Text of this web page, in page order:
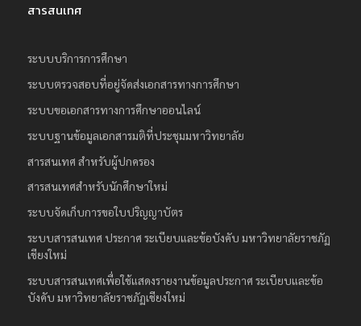
สารสนเทศ
ระบบบริการการศึกษา
ระบบตรวจสอบที่อยู่จัดส่งเอกสารทางการศึกษา
ระบบขอเอกสารทางการศึกษาออนไลน์
ระบบฐานข้อมูลเอกสารมติที่ประชุมมหาวิทยาลัย
สารสนเทศ สำหรับผู้ปกครอง
สารสนเทศสำหรับนักศึกษาใหม่
ระบบจัดเก็บการขอใบปริญญาบัตร
ระบบสารสนเทศ ประกาศ ระเบียบและข้อบังคับ มหาวิทยาลัยราชภัฏ
เชียงใหม่
ระบบสารสนเทศเพื่อใช้แสดงรายงานข้อมูลประกาศ ระเบียบและข้อ
บังคับ มหาวิทยาลัยราชภัฏเชียงใหม่